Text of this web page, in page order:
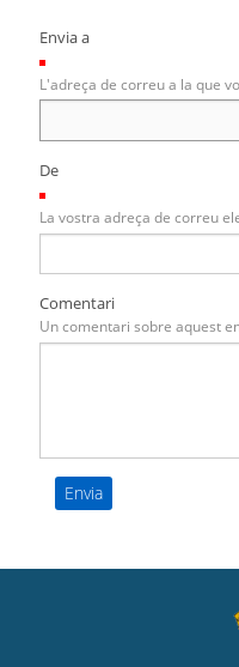
Envia a
L'adreça de correu a la que
De
La vostra adreça de correu
Comentari
Un comentari sobre aquest